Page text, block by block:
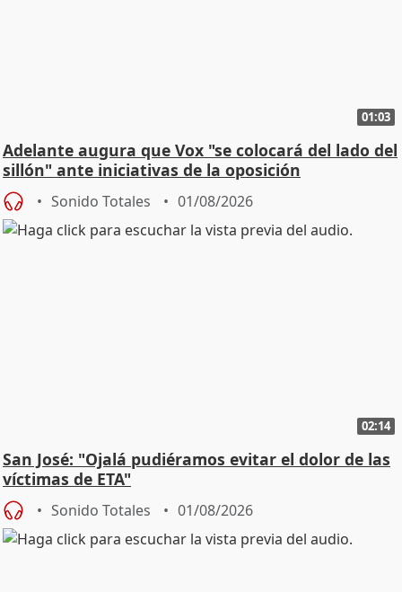
01:03
Adelante augura que Vox "se colocará del lado del
sillón" ante iniciativas de la oposición
Sonido Totales 01/08/2026
02:14
San José: "Ojalá pudiéramos evitar el dolor de las
víctimas de ETA"
Sonido Totales 01/08/2026